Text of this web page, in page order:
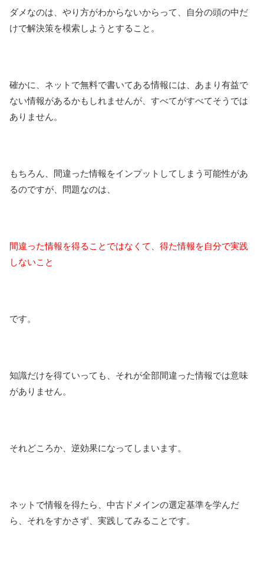
ダメなのは、やり方がわからないからって、自分の頭の中だ
けで解決策を模索しようとすること。
確かに、ネットで無料で書いてある情報には、あまり有益で
ない情報があるかもしれませんが、すべてがすべてそうでは
ありません。
もちろん、間違った情報をインプットしてしまう可能性があ
るのですが、問題なのは、
間違った情報を得ることではなくて、得た情報を自分で実践
しないこと
です。
知識だけを得ていっても、それが全部間違った情報では意味
がありません。
それどころか、逆効果になってしまいます。
ネットで情報を得たら、中古ドメインの選定基準を学んだ
ら、それをすかさず、実践してみることです。